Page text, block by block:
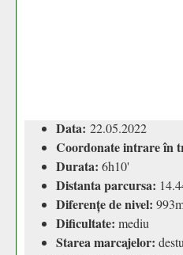
Data: 22.05.2022
Coordonate intrare în
Durata: 6h10'
Distanta parcursa:
Diferențe de nivel:
Dificultate: mediu
Starea marcajelor: